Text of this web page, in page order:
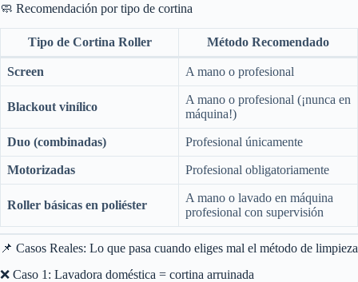
🧼 Recomendación por tipo de cortina
Tipo de Cortina Roller Método Recomendado
Screen A mano o profesional
Blackout vinílico
A mano o profesional (¡nunca en
máquina!)
Duo (combinadas) Profesional únicamente
Motorizadas Profesional obligatoriamente
Roller básicas en poliéster
A mano o lavado en máquina
profesional con supervisión
📌 Casos Reales: Lo que pasa cuando eliges mal el método de limpieza
❌ Caso 1: Lavadora doméstica = cortina arruinada